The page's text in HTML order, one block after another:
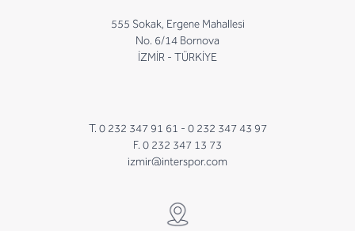
555 Sokak, Ergene Mahallesi
No. 6/14 Bornova
İZMİR - TÜRKİYE
T. 0 232 347 91 61 - 0 232 347 43 97
F. 0 232 347 13 73
izmir@interspor.com